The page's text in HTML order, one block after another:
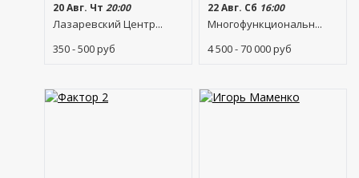
20 Авг. Чт 20:00
Лазаревский Центр...
350 - 500руб
22 Авг. Сб 16:00
Многофункциональн...
4 500 - 70 000руб